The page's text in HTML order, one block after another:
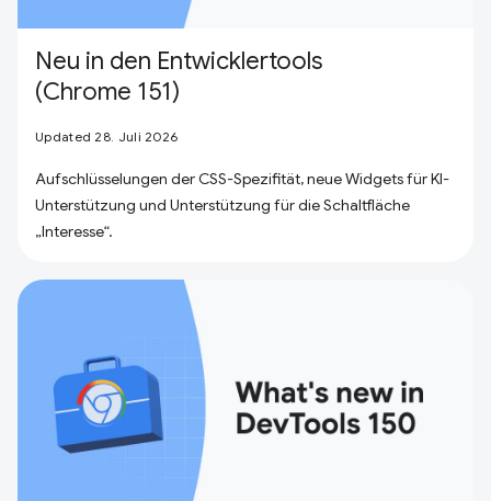
Neu in den Entwicklertools
(Chrome 151)
Updated 28. Juli 2026
Aufschlüsselungen der CSS-Spezifität, neue Widgets für KI-
Unterstützung und Unterstützung für die Schaltfläche
„Interesse“.